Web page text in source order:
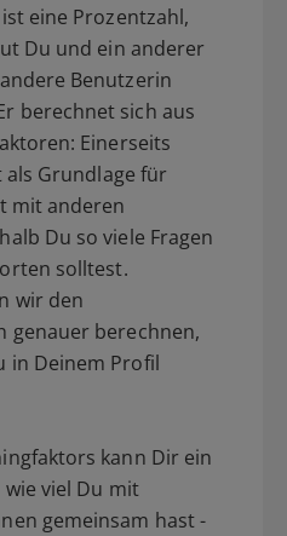
eine Prozentzahl,
Du und ein anderer
Benutzerin
berechnet sich aus
Einerseits
Grundlage für
mit anderen
Du so viele Fragen
solltest.
wir den
genauer berechnen,
in Deinem Profil
kann Dir ein
viel Du mit
gemeinsam hast -